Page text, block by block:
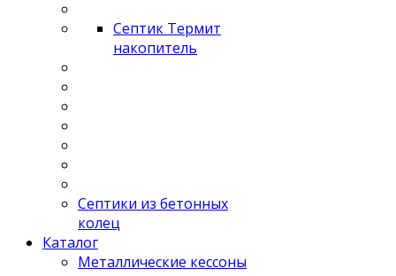
Септик Термит
накопитель
Септики из бетонных
колец
Каталог
Металлические кессоны